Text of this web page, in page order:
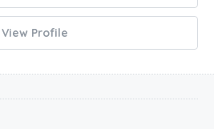
View Profile